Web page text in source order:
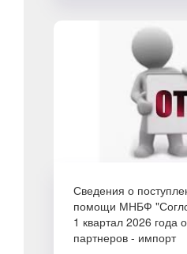
Сведения о
помощи МНБФ
1 квартал 2026 года
партнеров - импорт